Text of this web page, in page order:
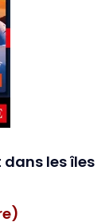
dans les îles